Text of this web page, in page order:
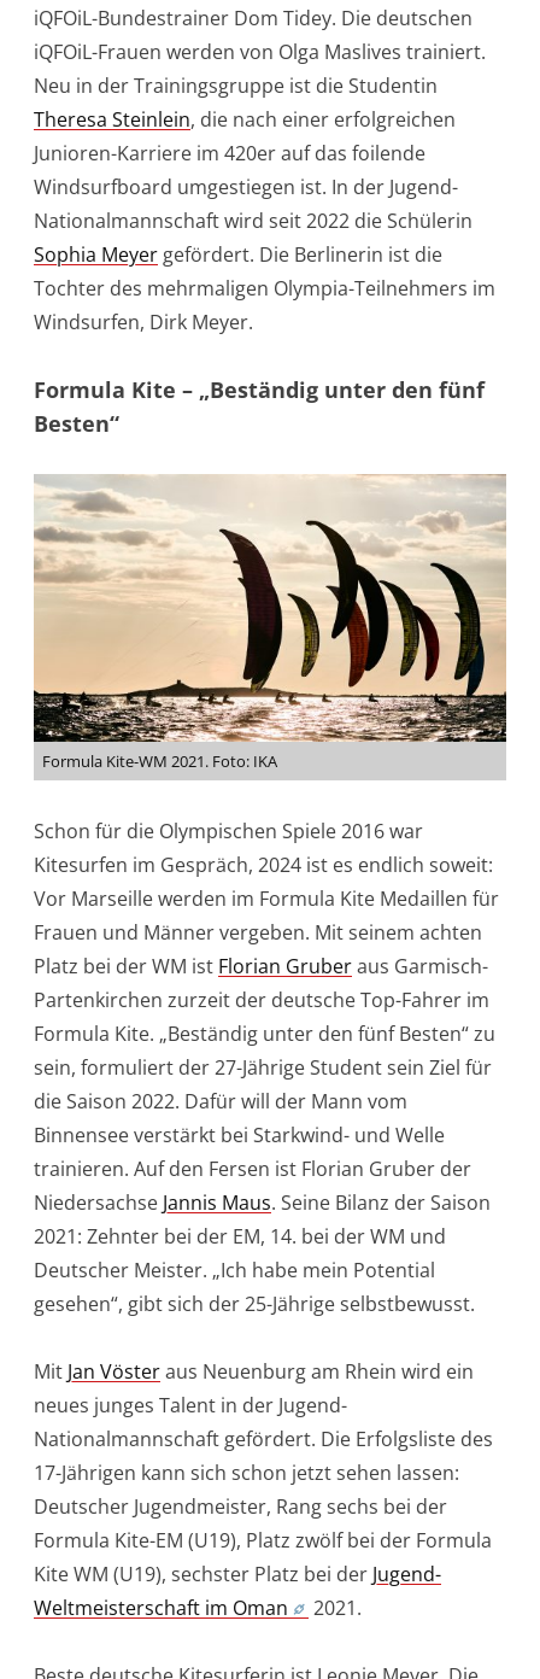
iQFOiL-Bundestrainer Dom Tidey. Die deutschen
iQFOiL-Frauen werden von Olga Maslives trainiert.
Neu in der Trainingsgruppe ist die Studentin
Theresa Steinlein, die nach einer erfolgreichen
Junioren-Karriere im 420er auf das foilende
Windsurfboard umgestiegen ist. In der Jugend-
Nationalmannschaft wird seit 2022 die Schülerin
Sophia Meyergefördert. Die Berlinerin ist die
Tochter des mehrmaligen Olympia-Teilnehmers im
Windsurfen, Dirk Meyer.
Formula Kite – „Beständig unter den fünf
Besten“
Formula Kite-WM 2021. Foto: IKA
Schon für die Olympischen Spiele 2016 war
Kitesurfen im Gespräch, 2024 ist es endlich soweit:
Vor Marseille werden im Formula Kite Medaillen für
Frauen und Männer vergeben. Mit seinem achten
Platz bei der WM ist Florian Gruberaus Garmisch-
Partenkirchen zurzeit der deutsche Top-Fahrer im
Formula Kite. „Beständig unter den fünf Besten“ zu
sein, formuliert der 27-Jährige Student sein Ziel für
die Saison 2022. Dafür will der Mann vom
Binnensee verstärkt bei Starkwind- und Welle
trainieren. Auf den Fersen ist Florian Gruber der
Niedersachse Jannis Maus. Seine Bilanz der Saison
2021: Zehnter bei der EM, 14. bei der WM und
Deutscher Meister. „Ich habe mein Potential
gesehen“, gibt sich der 25-Jährige selbstbewusst.
Mit Jan Vösteraus Neuenburg am Rhein wird ein
neues junges Talent in der Jugend-
Nationalmannschaft gefördert. Die Erfolgsliste des
17-Jährigen kann sich schon jetzt sehen lassen:
Deutscher Jugendmeister, Rang sechs bei der
Formula Kite-EM (U19), Platz zwölf bei der Formula
Kite WM (U19), sechster Platz bei der Jugend-
Weltmeisterschaft im Oman
2021.